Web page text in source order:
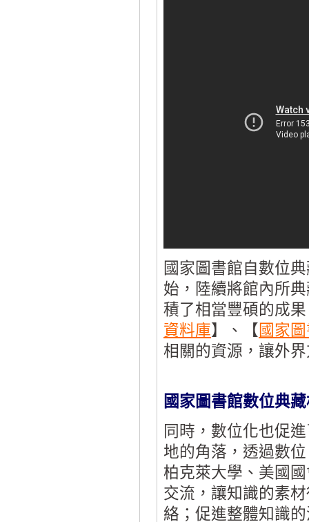
國家圖書館自數位
始，陸續將館內所
積了相當豐碩的成
資料庫】、【國家
相關的資源，讓外
國家圖書館數位典
同時，數位化也促
地的角落，透過數
柏克萊大學、美國
交流，讓知識的素
絡；促進整體知識